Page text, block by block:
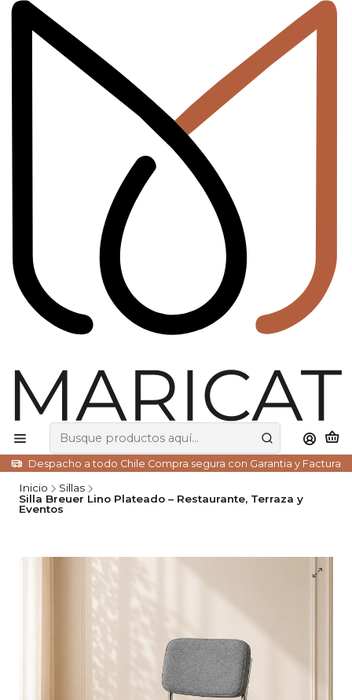
Despacho a todo Chile Compra segura con Garantia y Factura
Inicio
Sillas
Silla Breuer Lino Plateado – Restaurante, Terraza y
Eventos